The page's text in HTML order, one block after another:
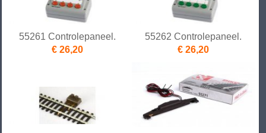
55261 Controlepaneel.
€ 26,20
55262 Controlepaneel.
€ 26,20